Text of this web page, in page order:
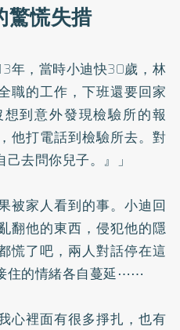
驚慌失措
年，當時小迪快30歲，林
職的工作，下班還要回家
到意外發現檢驗所的報
他打電話到檢驗所去。對
去問你兒子。』」
被家人看到的事。小迪回
翻他的東西，侵犯他的隱
慌了吧，兩人對話停在這
住的情緒各自蔓延⋯⋯
心裡面有很多掙扎，也有